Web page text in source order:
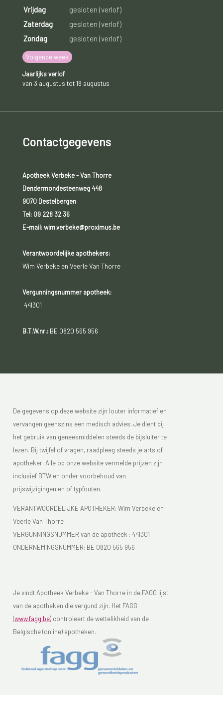
Vrijdag
gesloten (verlof)
Zaterdag
gesloten (verlof)
Zondag
gesloten (verlof)
Volgende week
Jaarlijks verlof
van 3 augustus tot 18 augustus
Contactgegevens
Apotheek Verbeke - Van Thorre
Dendermondesteenweg 448
9070 Destelbergen
Tel: 09 228 32 36
E-mail: wim.verbeke@proximus.be
Verantwoordelijke apothekers:
Wim Verbeke en Veerle Van Thorre
Vergunningsnummer apotheek:
441301
B.T.W.nr.:BE 0820 565 956
De gegevens op deze website zijn louter informatief en
vervangen geenszins een medisch advies. Je dient bij
het gebruik van geneesmiddelen steeds de bijsluiter te
lezen. Bij twijfel of vragen, raadpleeg steeds je arts of
apotheker. Alle op onze website vermelde prijzen zijn
inclusief BTW en onder voorbehoud van
prijswijzigingen en of typfouten.
VERANTWOORDELIJKE APOTHEKER: Wim Verbeke en
Veerle Van Thorre
VERGUNNINGSNUMMER van de apotheek : 441301
ONDERNEMINGSNUMMER: BE 0820 565 956
Je vindt Apotheek Verbeke - Van Thorre in de FAGG lijst
van de apotheken die vergund zijn. Het FAGG
(www.fagg.be) controleert de wettelikheid van de
Belgische (online) apotheken.